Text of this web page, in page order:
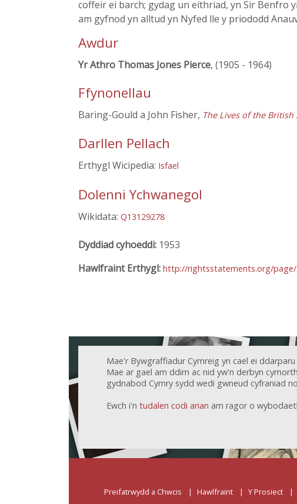
coffeir ei barch; gydag un eithriad, yn Sir Benfro
am gyfnod yn alltud yn Nyfed lle y priododd
Awdur
Yr Athro Thomas Jones Pierce, (1905 - 1964)
Ffynonellau
Baring-Gould a John Fisher, The Lives of the
Darllen Pellach
Erthygl Wicipedia: Isfael
Dolenni Ychwanegol
Wikidata: Q13129278
Dyddiad cyhoeddi: 1953
Hawlfraint Erthygl: http://rightsstatements.org/page/
Mae'r Bywgraffiadur Cymreig yn cael ei
Mae ar gael am ddim ac nid yw'n derbyn
gydnabod Cymry sydd wedi gwneud cyfraniad
Ewch i'n tudalen codi arian am ragor o
Preifatrwydd a Chwcis Hawlfraint Y Prosiect